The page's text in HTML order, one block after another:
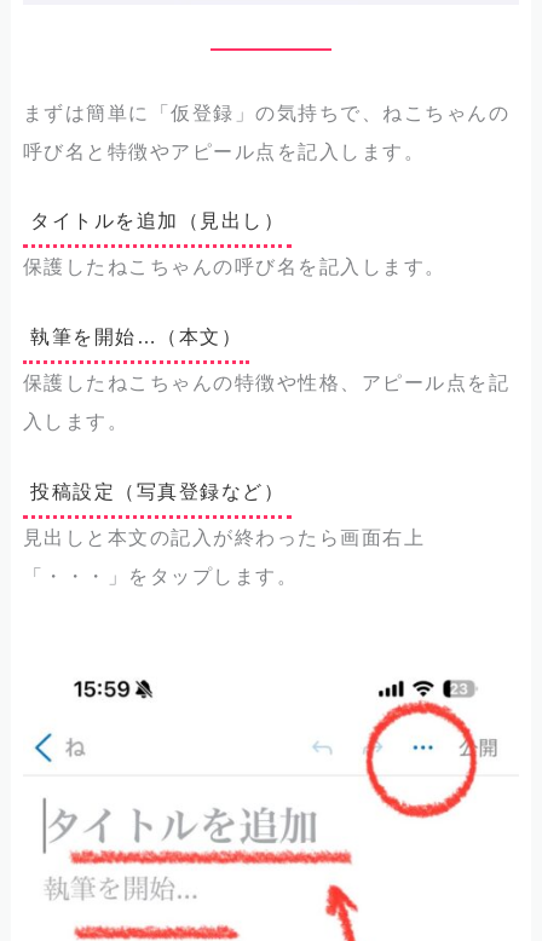
まずは簡単に「仮登録」の気持ちで、ねこちゃんの
呼び名と特徴やアピール点を記入します。
タイトルを追加（見出し）
保護したねこちゃんの呼び名を記入します。
執筆を開始…（本文）
保護したねこちゃんの特徴や性格、アピール点を記
入します。
投稿設定（写真登録など）
見出しと本文の記入が終わったら画面右上
「・・・」をタップします。